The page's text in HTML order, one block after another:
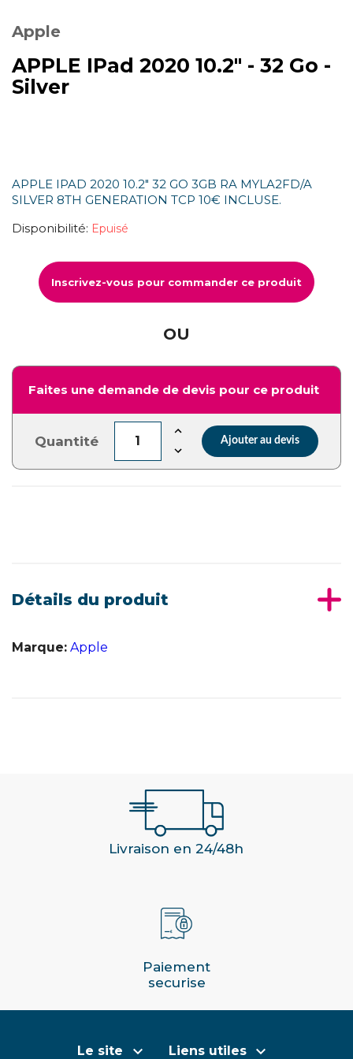
Apple
APPLE IPad 2020 10.2" - 32 Go -
Silver
APPLE IPAD 2020 10.2" 32 GO 3GB RA MYLA2FD/A
SILVER 8TH GENERATION TCP 10€ INCLUSE.
Disponibilité: Epuisé
Inscrivez-vous pour commander ce produit
OU
Faites une demande de devis pour ce produit
Quantité Ajouter au devis
Détails du produit
Marque: Apple
Livraison en 24/48h
Paiement
securise
Le site  Liens utiles 